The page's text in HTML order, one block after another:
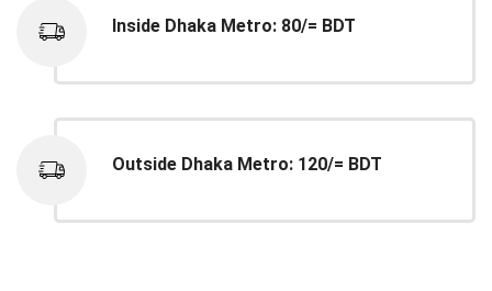
Inside Dhaka Metro: 80/= BDT
Outside Dhaka Metro: 120/= BDT